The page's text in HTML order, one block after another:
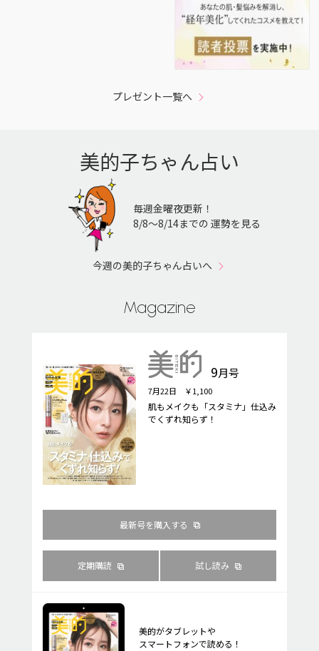
プレゼント一覧へ
美的子ちゃん占い
毎週金曜夜更新！
8/8〜8/14までの 運勢を見る
今週の美的子ちゃん占いへ
Magazine
9月号
7月22日 ￥1,100
肌もメイクも「スタミナ」仕込み
でくずれ知らず！
最新号を購入する
定期購読 試し読み
美的がタブレットや
スマートフォンで読める！